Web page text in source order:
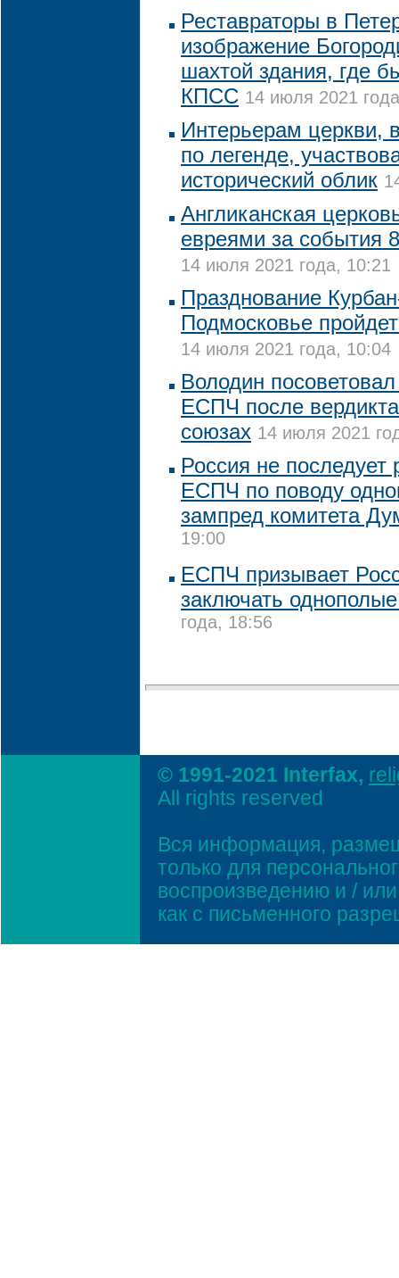
Реставраторы в
изображение
шахтой здания, где
КПСС 14 июля 2021
Интерьерам церкви,
по легенде,
исторический облик
Англиканская
евреями за события
14 июля 2021 года, 10:21
Празднование
Подмосковье
14 июля 2021 года, 10:04
Володин
ЕСПЧ после
союзах 14 июля 2021
Россия не последует
ЕСПЧ по поводу
зампред комитета
19:00
ЕСПЧ призывает
заключать
года, 18:56
© 1991-2021 Interfax,
All rights reserved
Вся информация,
только для
воспроизведению и /
как с письменного